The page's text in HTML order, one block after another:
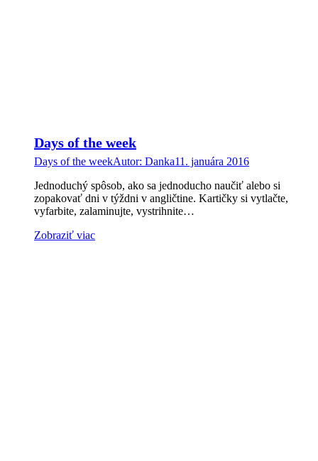
Days of the week
Days of the weekAutor: Danka11. januára 2016
Jednoduchý spôsob, ako sa jednoducho naučiť alebo si
zopakovať dni v týždni v angličtine. Kartičky si vytlačte,
vyfarbite, zalaminujte, vystrihnite…
Zobraziť viac